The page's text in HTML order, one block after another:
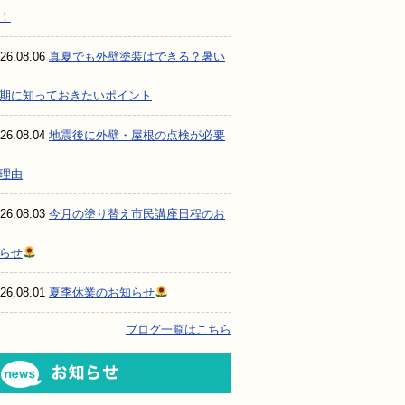
真夏でも外壁塗装はできる？暑い
に知っておきたいポイント
地震後に外壁・屋根の点検が必要
由
今月の塗り替え市民講座日程のお
せ
夏季休業のお知らせ
ブログ一覧はこちら